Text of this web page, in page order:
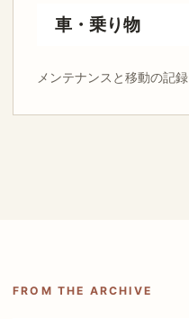
車・乗り物
メンテナンスと移動の記録
FROM THE ARCHIVE